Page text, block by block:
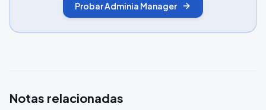
Probar Adminia Manager
Notas relacionadas